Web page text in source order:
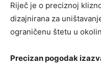
Riječ je o preciznoj
dizajnirana za
ograničenu štetu u
Precizan pogodak